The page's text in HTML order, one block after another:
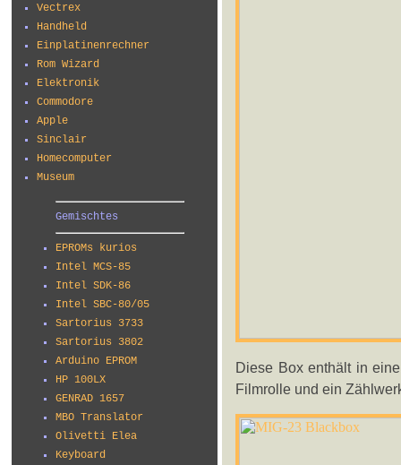
Vectrex
Handheld
Einplatinenrechner
Rom Wizard
Elektronik
Commodore
Apple
Sinclair
Homecomputer
Museum
Gemischtes
EPROMs kurios
Intel MCS-85
Intel SDK-86
Intel SBC-80/05
Sartorius 3733
Sartorius 3802
Arduino EPROM
HP 100LX
GENRAD 1657
MBO Translator
Olivetti Elea
Keyboard
Diese Box enthält in
Filmrolle und ein